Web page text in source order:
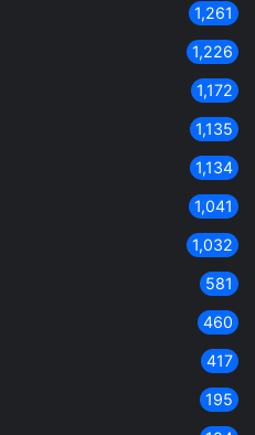
1,261
1,226
1,172
1,135
1,134
1,041
1,032
581
460
417
195